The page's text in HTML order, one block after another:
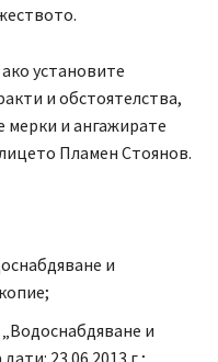
установите
и обстоятелства,
и ангажирате
Пламен Стоянов.
и
и